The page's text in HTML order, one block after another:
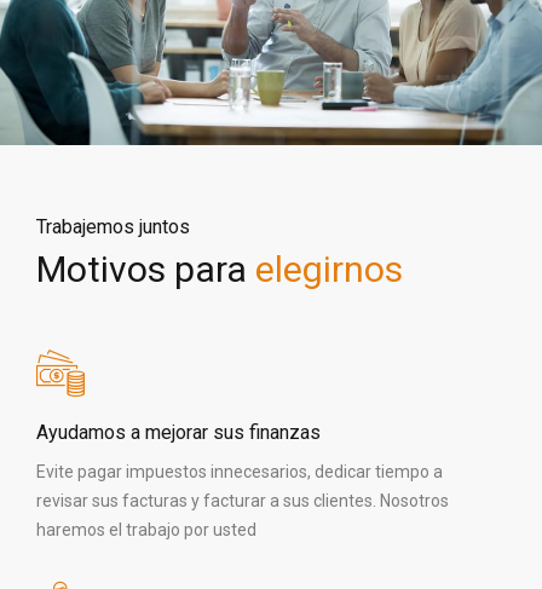
Trabajemos juntos
Motivos para elegirnos
Ayudamos a mejorar sus finanzas
Evite pagar impuestos innecesarios, dedicar tiempo a
revisar sus facturas y facturar a sus clientes. Nosotros
haremos el trabajo por usted